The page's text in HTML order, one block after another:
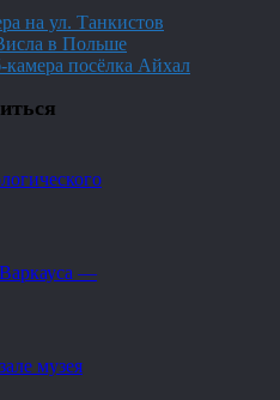
на ул. Танкистов
в Польше
камера посёлка Айхал
Варкауса —
музея